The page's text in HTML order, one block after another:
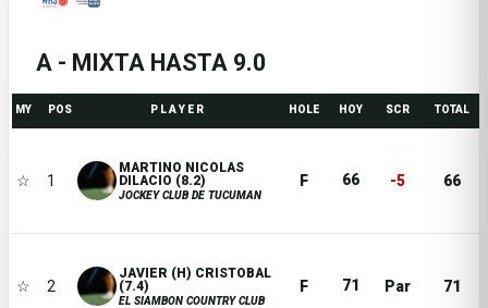
A - MIXTA HASTA 9.0
MY POS P L A Y E R HOLE HOY SCR TOTAL
☆ 1
MARTINO NICOLAS
DILACIO (8.2)
JOCKEY CLUB DE TUCUMAN
F 66 -5 66
☆ 2
JAVIER (H) CRISTOBAL
(7.4)
EL SIAMBON COUNTRY CLUB
F 71 Par 71